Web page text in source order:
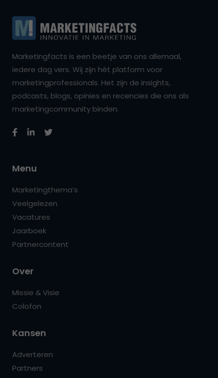
Marketingfacts is een beetje van ons allemaal,
iedere dag vers. Wij zijn hét platform voor
marketingprofessionals. Het zijn de insights,
podcasts, blogs, opinies en recencies die ons als
marketingcommunity binden.
Menu
Marketingthema’s
Veelgelezen
Vacatures
Jaarboek
Partnercontent
Over
Missie & Visie
Colofon
Kansen
Adverteren
Partners